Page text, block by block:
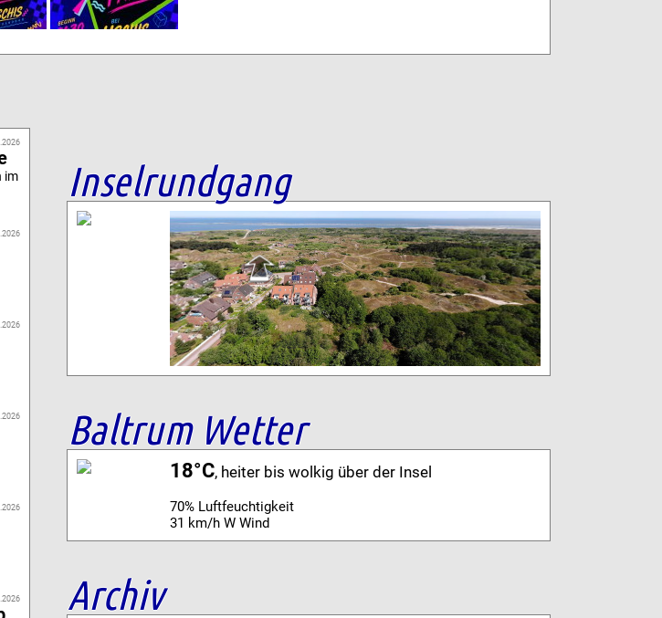
im
Inselrundgang
Baltrum Wetter
18°C, heiter bis wolkig über der Insel
70% Luftfeuchtigkeit
31 km/h W Wind
Archiv